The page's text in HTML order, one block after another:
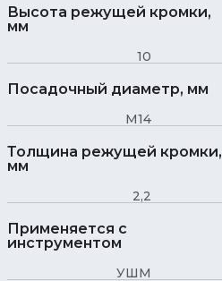
Высота режущей кромки,
мм
10
Посадочный диаметр, мм
М14
Толщина режущей кромки,
мм
2,2
Применяется с
инструментом
УШМ